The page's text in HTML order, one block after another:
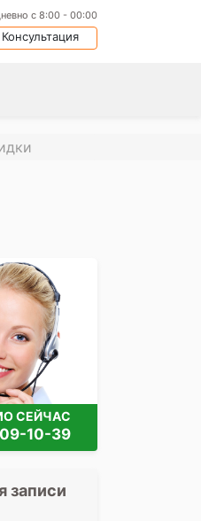
с 8:00 - 00:00
Консультация
СЕЙЧАС
10-39
записи